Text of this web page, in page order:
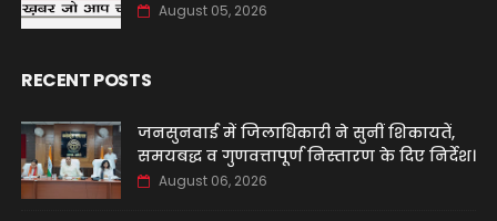
August 05, 2026
RECENT POSTS
जनसुनवाई में जिलाधिकारी ने सुनीं शिकायतें,
समयबद्ध व गुणवत्तापूर्ण निस्तारण के दिए निर्देश।
August 06, 2026